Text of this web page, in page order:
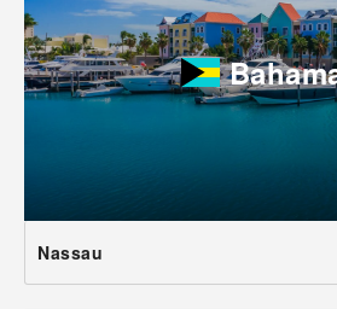
Nassau